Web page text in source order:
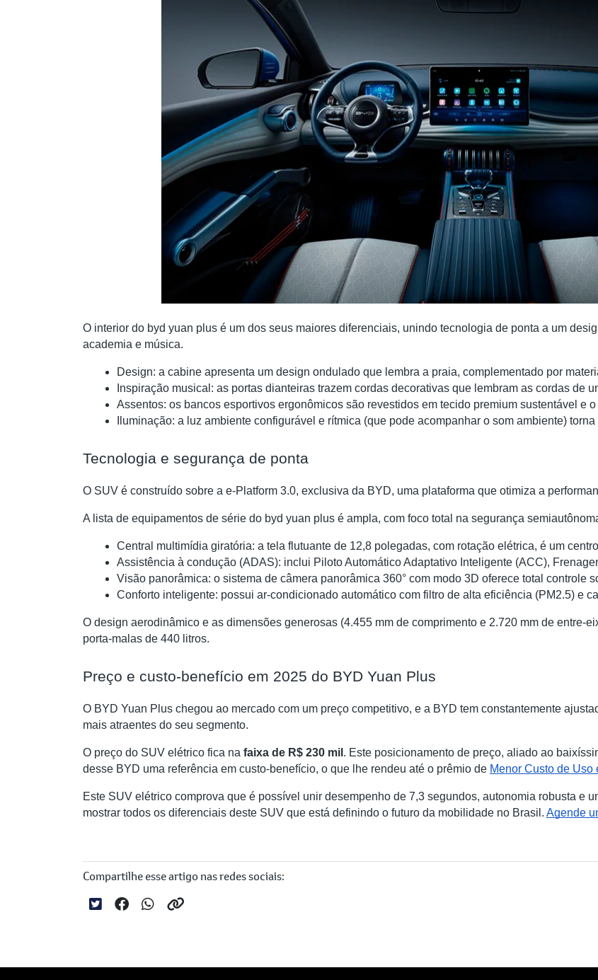
O interior do byd yuan plus é um dos seus maiores diferenciais, unindo tecnologia de ponta a um
academia e música.
Design: a cabine apresenta um design ondulado que lembra a praia, complementado por
Inspiração musical: as portas dianteiras trazem cordas decorativas que lembram as cordas
Assentos: os bancos esportivos ergonômicos são revestidos em tecido premium sustentável e
Iluminação: a luz ambiente configurável e rítmica (que pode acompanhar o som ambiente)
Tecnologia e segurança de ponta
O SUV é construído sobre a e-Platform 3.0, exclusiva da BYD, uma plataforma que otimiza a
A lista de equipamentos de série do byd yuan plus é ampla, com foco total na segurança
Central multimídia giratória: a tela flutuante de 12,8 polegadas, com rotação elétrica, é um
Assistência à condução (ADAS): inclui Piloto Automático Adaptativo Inteligente (ACC),
Visão panorâmica: o sistema de câmera panorâmica 360° com modo 3D oferece total
Conforto inteligente: possui ar-condicionado automático com filtro de alta eficiência (PM2.5) e
O design aerodinâmico e as dimensões generosas (4.455 mm de comprimento e 2.720 mm de entre-
porta-malas de 440 litros.
Preço e custo-benefício em 2025 do BYD Yuan Plus
O BYD Yuan Plus chegou ao mercado com um preço competitivo, e a BYD tem constantemente
mais atraentes do seu segmento.
O preço do SUV elétrico fica na faixa de R$ 230 mil . Este posicionamento de preço, aliado ao
desse BYD uma referência em custo-benefício, o que lhe rendeu até o prêmio de Menor Custo de Uso
Este SUV elétrico comprova que é possível unir desempenho de 7,3 segundos, autonomia robusta e
mostrar todos os diferenciais deste SUV que está definindo o futuro da mobilidade no Brasil. Agende
Compartilhe esse artigo nas redes sociais: